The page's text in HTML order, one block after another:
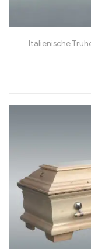
Italienische